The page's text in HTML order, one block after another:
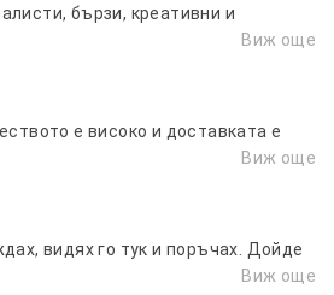
бързи, креативни и
Виж още
е високо и доставката е
Виж още
видях го тук и поръчах. Дойде
Виж още